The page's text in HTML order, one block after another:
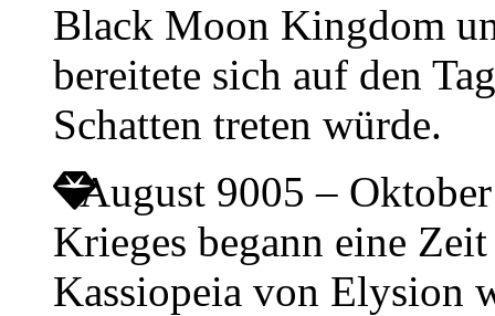
Black Moon Kingdom
bereitete sich auf den
Schatten treten würde.
August 9005 –
Krieges begann eine
Kassiopeia von Elysion